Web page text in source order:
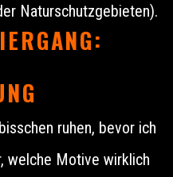
Naturschutzgebieten).
ruhen, bevor ich
welche Motive wirklich